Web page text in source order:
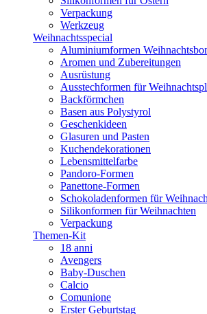
Verpackung
Werkzeug
Weihnachtsspecial
Aluminiumformen
Aromen und Zubereitungen
Ausrüstung
Ausstechformen für
Backförmchen
Basen aus Polystyrol
Geschenkideen
Glasuren und Pasten
Kuchendekorationen
Lebensmittelfarbe
Pandoro-Formen
Panettone-Formen
Schokoladenformen für
Silikonformen für Weihnachten
Verpackung
Themen-Kit
18 anni
Avengers
Baby-Duschen
Calcio
Comunione
Erster Geburtstag